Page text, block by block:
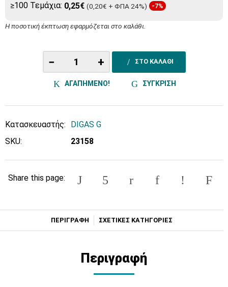
≥100 Τεμάχια: 0,25€ (0,20€ + ΦΠΑ 24%) -7%
Η ποσοτική έκπτωση εφαρμόζεται στο καλάθι.
− + ΣΤΟ ΚΑΛΑΘΙ
ΑΓΑΠΗΜΕΝΟ! ΣΥΓΚΡΙΣΗ
Κατασκευαστής:
DIGAS G
SKU:
23158
Share this page:
ΠΕΡΙΓΡΑΦΗ ΣΧΕΤΙΚΕΣ ΚΑΤΗΓΟΡΙΕΣ
Περιγραφή